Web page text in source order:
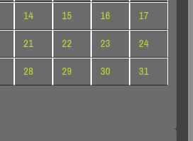
14 15 16
17
21 22 23
24
28 29 30
31